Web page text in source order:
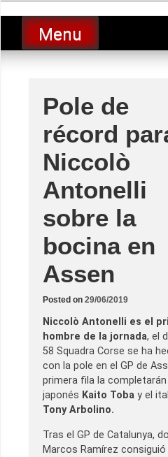
to
contentLucio
Menu
Pole de
récord
Niccolò
Antonelli
sobre la
bocina en
Assen
Posted on 29/06/2019
Niccolò Antonelli es el
hombre de la jornada, el
58 Squadra Corse se ha
con la pole en el GP de
primera fila la completarán
japonés Kaito Toba y el
Tony Arbolino.
Tras el GP de Catalunya,
Marcos Ramírez consiguió